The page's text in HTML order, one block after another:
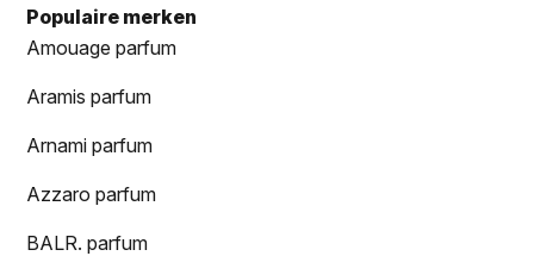
Populaire merken
Amouage parfum
Aramis parfum
Arnami parfum
Azzaro parfum
BALR. parfum